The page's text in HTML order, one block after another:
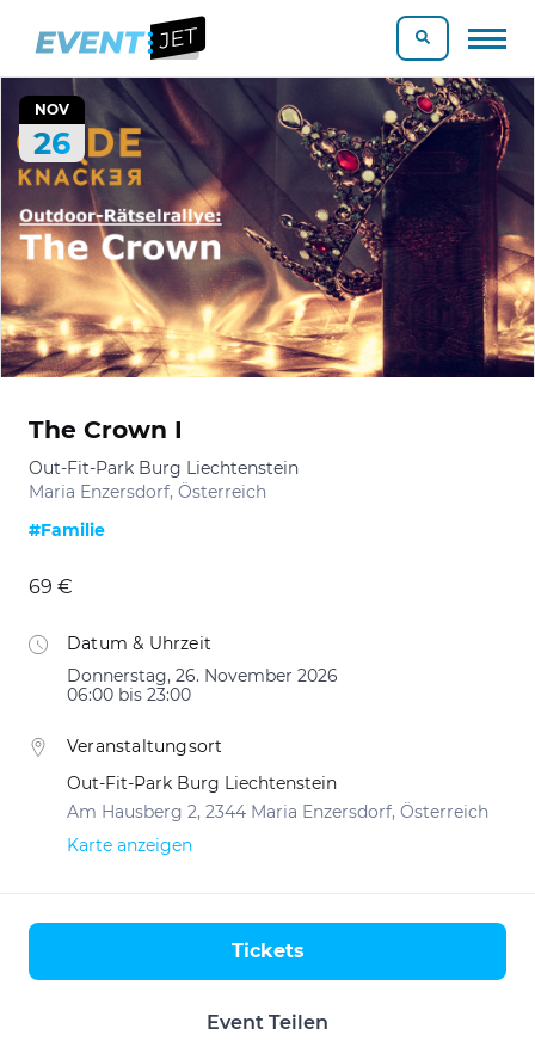
NOV
26
The Crown I
Out-Fit-Park Burg Liechtenstein
Maria Enzersdorf, Österreich
#Familie
69 €
Datum & Uhrzeit
Donnerstag, 26. November 2026
06:00 bis 23:00
Veranstaltungsort
Out-Fit-Park Burg Liechtenstein
Am Hausberg 2, 2344 Maria Enzersdorf, Österreich
Karte anzeigen
Event Teilen
Tickets